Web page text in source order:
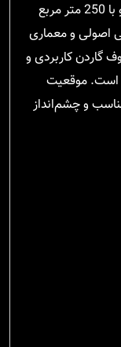
این ویلا در زمینی به مساحت 270 متر مربع و با 250 متر مربع
اصولی و معماری
گاردن کاربردی و
است. موقعیت
و چشم‌انداز